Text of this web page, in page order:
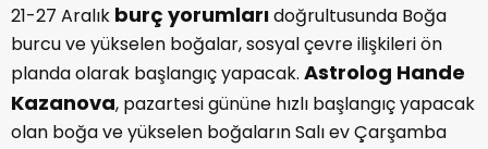
21-27 Aralık burç yorumlarıdoğrultusunda Boğa
burcu ve yükselen boğalar, sosyal çevre ilişkileri ön
planda olarak başlangıç yapacak. Astrolog Hande
Kazanova, pazartesi gününe hızlı başlangıç yapacak
olan boğa ve yükselen boğaların Salı ev Çarşamba